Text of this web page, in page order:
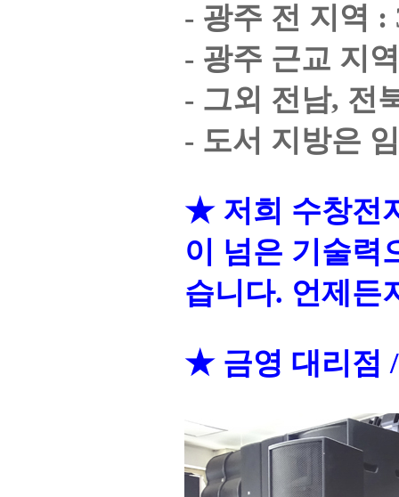
- 광주 전 지역 :
- 광주 근교 지
- 그외 전남, 전
- 도서 지방은
★ 저희 수창전
이 넘은 기술력
습니다. 언제든
★ 금영 대리점